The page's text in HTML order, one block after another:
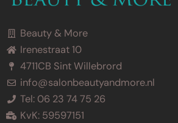
Beauty & More
Irenestraat 10
4711CB Sint Willebrord
info@salonbeautyandmore.nl
Tel: 06 23 74 75 26
KvK: 59597151